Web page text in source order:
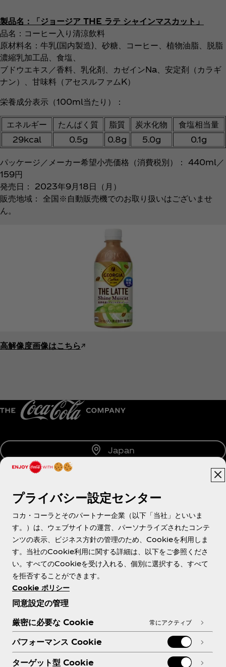
製品名：「ジョージア THE ラテ シャインマスカット」
品名：コーヒー入り清涼飲料
原材料名：牛乳(国内製造)、砂糖、コーヒー、植物油脂、脱脂
濃縮乳加工品、食塩、
ブドウエキス／香料、乳化剤、カゼインNa、安定剤（カラギ
ナン）、甘味料（アセスルファムK）
栄養成分表示（100ml当たり）：
エネルギー たんぱく質 脂質 炭水化物
食塩相当量
29kcal
0.5g 0.8g 5.0g 0.1g
パッケージ／メーカー希望小売価格（消費税別）： 440ml／
159円
発売日： 2023年9月18日（月）
販売地域： 全国※自動販売機でのお取り扱いはございませ
ん。
高解像度画像はこちら↗︎
Japan
About us
Need help?
各種ポリシー
プライバシー設定センター
コカ・コーラとそのパートナー企業（以下「当社」といいま
す。）は、ウェブサイトの運営、パーソナライズされたコンテ
ンツの表示、ビジネス方針の管理のため、Cookieを利用しま
す。当社のCookie利用に関する詳細は、以下をご参照くださ
い。すべてのCookieを受け入れる、個別に選択する、すべて
を拒否することができます。
Cookie ポリシー
同意設定の管理
厳密に必要な Cookie
常にアクティブ
パフォーマンス Cookie
ターゲット型 Cookie